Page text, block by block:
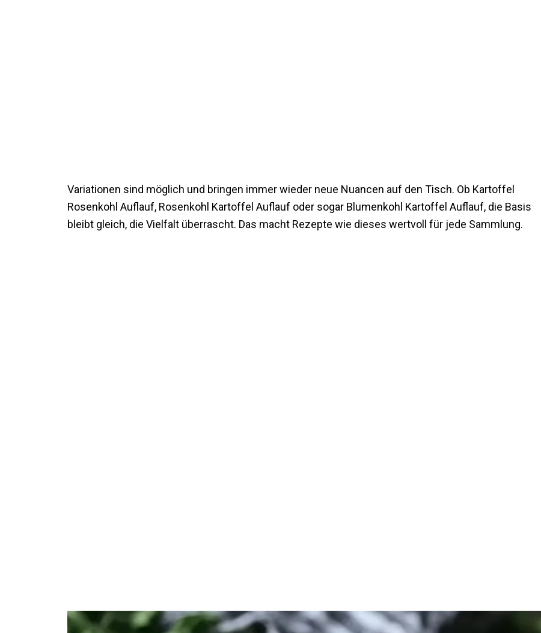
Variationen sind möglich und bringen immer wieder neue Nuancen auf den Tisch. Ob Kartoffel
Rosenkohl Auflauf, Rosenkohl Kartoffel Auflauf oder sogar Blumenkohl Kartoffel Auflauf, die Basis
bleibt gleich, die Vielfalt überrascht. Das macht Rezepte wie dieses wertvoll für jede Sammlung.